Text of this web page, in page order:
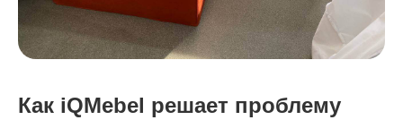
Как iQMebel решает проблему